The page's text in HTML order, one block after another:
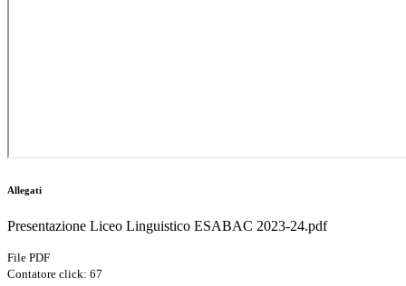
Allegati
Presentazione Liceo Linguistico ESABAC 2023-24.pdf
File PDF
Contatore click: 67